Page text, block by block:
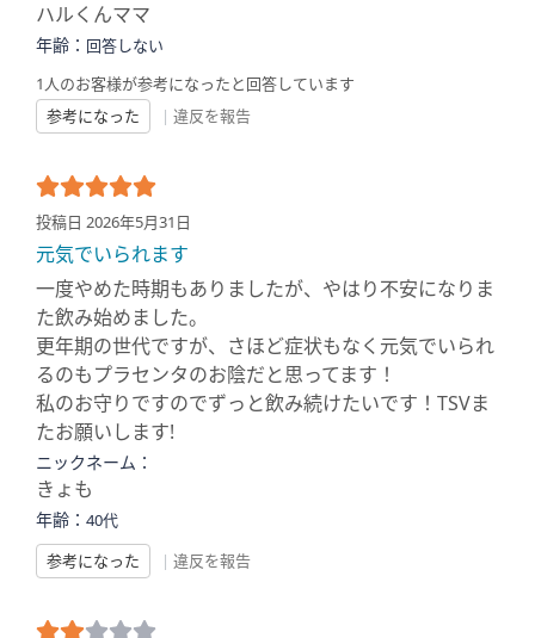
ハルくんママ
年齢： 回答しない
1人のお客様が参考になったと回答しています
参考になった
| 違反を報告
投稿日 2026年5月31日
元気でいられます
一度やめた時期もありましたが、やはり不安になりま
た飲み始めました。
更年期の世代ですが、さほど症状もなく元気でいられ
るのもプラセンタのお陰だと思ってます！
私のお守りですのでずっと飲み続けたいです！TSVま
たお願いします!
ニックネーム：
きょも
年齢： 40代
参考になった
| 違反を報告